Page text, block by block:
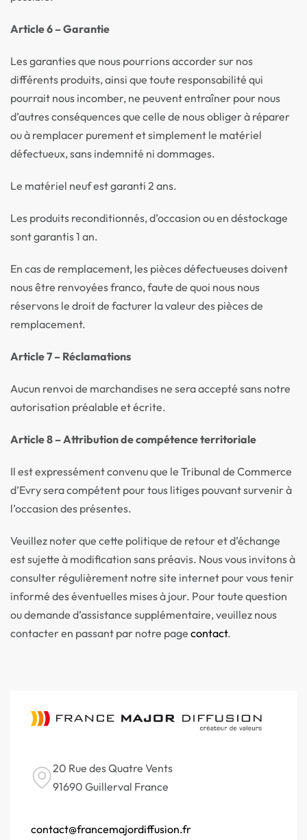
Article 6 – Garantie
Les garanties que nous pourrions accorder sur nos
différents produits, ainsi que toute responsabilité qui
pourrait nous incomber, ne peuvent entraîner pour nous
d’autres conséquences que celle de nous obliger à réparer
ou à remplacer purement et simplement le matériel
défectueux, sans indemnité ni dommages.
Le matériel neuf est garanti 2 ans.
Les produits reconditionnés, d’occasion ou en déstockage
sont garantis 1 an.
En cas de remplacement, les pièces défectueuses doivent
nous être renvoyées franco, faute de quoi nous nous
réservons le droit de facturer la valeur des pièces de
remplacement.
Article 7 – Réclamations
Aucun renvoi de marchandises ne sera accepté sans notre
autorisation préalable et écrite.
Article 8 – Attribution de compétence territoriale
Il est expressément convenu que le Tribunal de Commerce
d’Evry sera compétent pour tous litiges pouvant survenir à
l’occasion des présentes.
Veuillez noter que cette politique de retour et d’échange
est sujette à modification sans préavis. Nous vous invitons à
consulter régulièrement notre site internet pour vous tenir
informé des éventuelles mises à jour. Pour toute question
ou demande d’assistance supplémentaire, veuillez nous
contacter en passant par notre page contact.
20 Rue des Quatre Vents
91690 Guillerval France
contact@francemajordiffusion.fr